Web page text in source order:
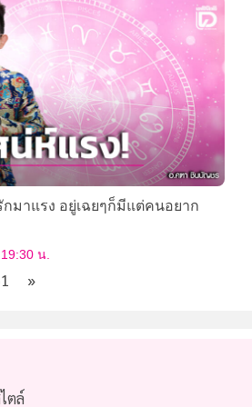
มาแรง อยู่เฉยๆก็มีแต่คนอยาก
น.
»
ตล์